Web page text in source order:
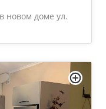
новом доме ул.